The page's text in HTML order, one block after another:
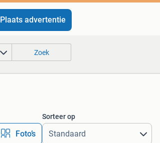
Plaats advertentie
Zoek
Foto’s
Sorteer op